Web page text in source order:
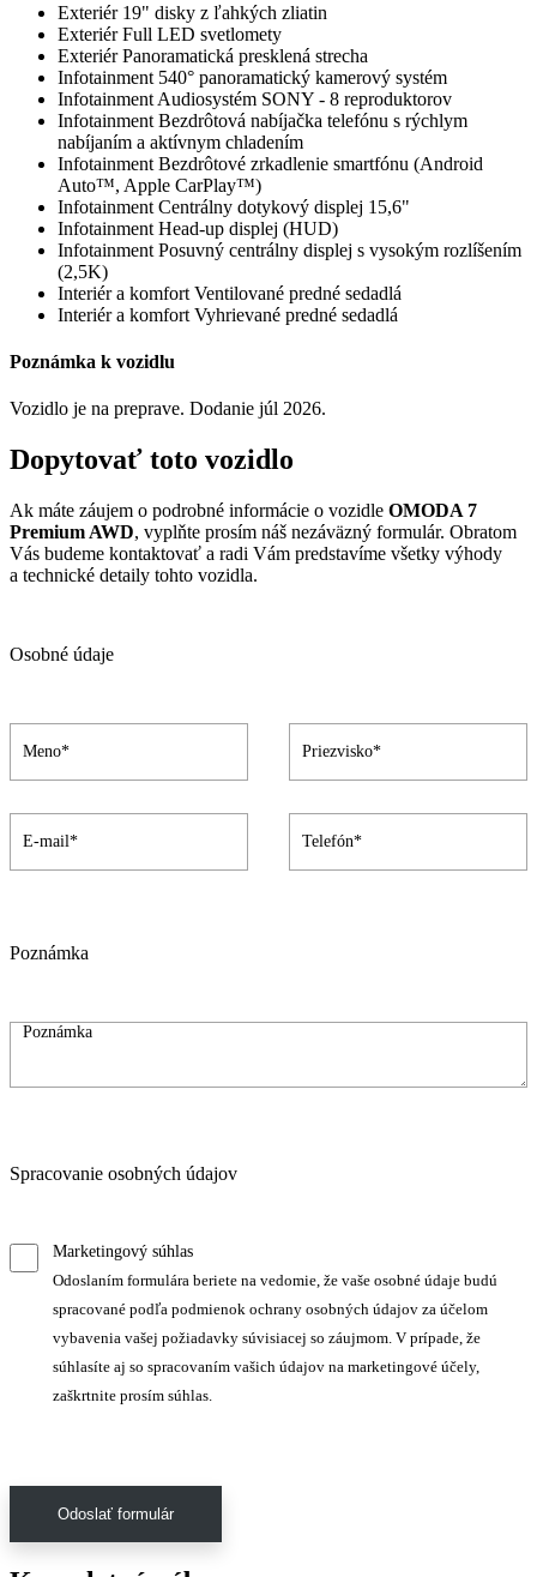
Exteriér19" disky z ľahkých zliatin
ExteriérFull LED svetlomety
ExteriérPanoramatická presklená strecha
Infotainment 540° panoramatický kamerový systém
Infotainment Audiosystém SONY - 8 reproduktorov
Infotainment Bezdrôtová nabíjačka telefónu s rýchlym
nabíjaním a aktívnym chladením
Infotainment Bezdrôtové zrkadlenie smartfónu (Android
Auto™, Apple CarPlay™)
Infotainment Centrálny dotykový displej 15,6"
Infotainment Head-up displej (HUD)
Infotainment Posuvný centrálny displej s vysokým rozlíšením
(2,5K)
Interiér a komfort Ventilované predné sedadlá
Interiér a komfort Vyhrievané predné sedadlá
Poznámka k vozidlu
Vozidlo je na preprave. Dodanie júl 2026.
Dopytovať toto vozidlo
Ak máte záujem o podrobné informácie o vozidle OMODA 7
Premium AWD, vyplňte prosím náš nezáväzný formulár. Obratom
Vás budeme kontaktovať a radi Vám predstavíme všetky výhody
a technické detaily tohto vozidla.
Osobné údaje
Poznámka
Spracovanie osobných údajov
Marketingový súhlas
Odoslaním formulára beriete na vedomie, že vaše osobné údaje budú
spracované podľa podmienok ochrany osobných údajov za účelom
vybavenia vašej požiadavky súvisiacej so záujmom. V prípade, že
súhlasíte aj so spracovaním vašich údajov na marketingové účely,
zaškrtnite prosím súhlas.
Odoslať formulár